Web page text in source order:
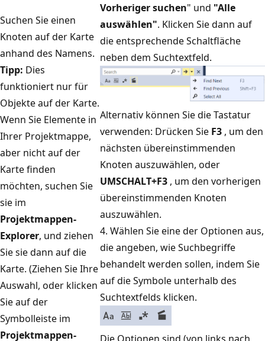
Suchen Sie einen
Knoten auf der Karte
anhand des Namens.
Tipp: Dies
funktioniert nur für
Objekte auf der Karte.
Wenn Sie Elemente in
Ihrer Projektmappe,
aber nicht auf der
Karte finden
möchten, suchen Sie
sie im
Projektmappen-
Explorer, und ziehen
Sie sie dann auf die
Karte. (Ziehen Sie Ihre
Auswahl, oder klicken
Sie auf der
Symbolleiste im
Projektmappen-
Vorheriger suchen" und "Alle
auswählen". Klicken Sie dann auf
die entsprechende Schaltfläche
neben dem Suchtextfeld.
Alternativ können Sie die Tastatur
verwenden: Drücken Sie F3 , um den
nächsten übereinstimmenden
Knoten auszuwählen, oder
UMSCHALT+F3 , um den vorherigen
übereinstimmenden Knoten
auszuwählen.
4. Wählen Sie eine der Optionen aus,
die angeben, wie Suchbegriffe
behandelt werden sollen, indem Sie
auf die Symbole unterhalb des
Suchtextfelds klicken.